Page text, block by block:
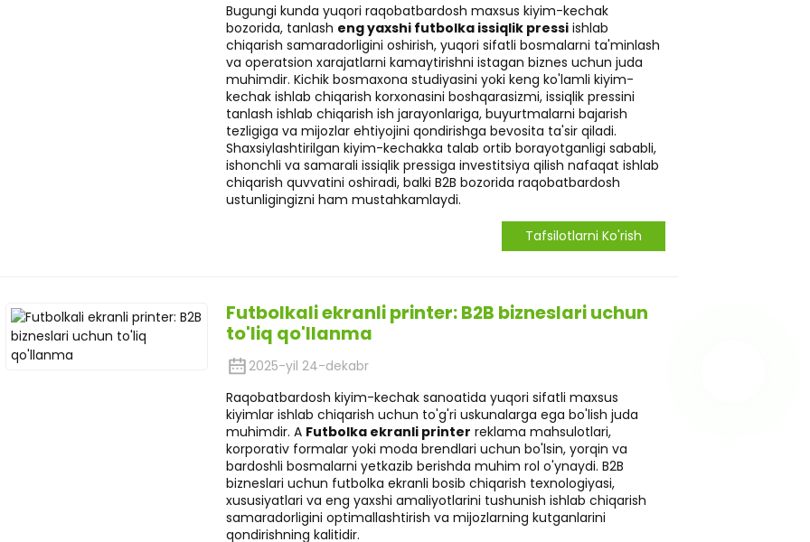
Bugungi kunda yuqori raqobatbardosh maxsus kiyim-kechak
bozorida, tanlash eng yaxshi futbolka issiqlik pressi ishlab
chiqarish samaradorligini oshirish, yuqori sifatli bosmalarni ta'minlash
va operatsion xarajatlarni kamaytirishni istagan biznes uchun juda
muhimdir. Kichik bosmaxona studiyasini yoki keng ko'lamli kiyim-
kechak ishlab chiqarish korxonasini boshqarasizmi, issiqlik pressini
tanlash ishlab chiqarish ish jarayonlariga, buyurtmalarni bajarish
tezligiga va mijozlar ehtiyojini qondirishga bevosita ta'sir qiladi.
Shaxsiylashtirilgan kiyim-kechakka talab ortib borayotganligi sababli,
ishonchli va samarali issiqlik pressiga investitsiya qilish nafaqat ishlab
chiqarish quvvatini oshiradi, balki B2B bozorida raqobatbardosh
ustunligingizni ham mustahkamlaydi.
Tafsilotlarni Ko'rish
Futbolkali ekranli printer: B2B bizneslari uchun
to'liq qo'llanma
2025-yil 24-dekabr
Raqobatbardosh kiyim-kechak sanoatida yuqori sifatli maxsus
kiyimlar ishlab chiqarish uchun to'g'ri uskunalarga ega bo'lish juda
muhimdir. A Futbolka ekranli printer reklama mahsulotlari,
korporativ formalar yoki moda brendlari uchun bo'lsin, yorqin va
bardoshli bosmalarni yetkazib berishda muhim rol o'ynaydi. B2B
bizneslari uchun futbolka ekranli bosib chiqarish texnologiyasi,
xususiyatlari va eng yaxshi amaliyotlarini tushunish ishlab chiqarish
samaradorligini optimallashtirish va mijozlarning kutganlarini
qondirishning kalitidir.